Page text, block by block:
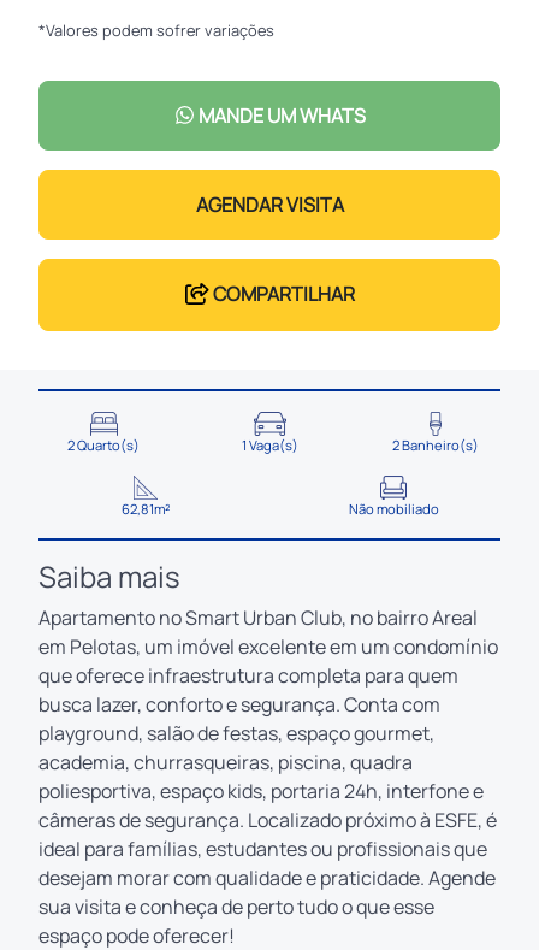
*Valores podem sofrer variações
MANDE UM WHATS
AGENDAR VISITA
COMPARTILHAR
2 Quarto(s) 1 Vaga(s) 2 Banheiro(s)
62,81m² Não mobiliado
Saiba mais
Apartamento no Smart Urban Club, no bairro Areal
em Pelotas, um imóvel excelente em um condomínio
que oferece infraestrutura completa para quem
busca lazer, conforto e segurança. Conta com
playground, salão de festas, espaço gourmet,
academia, churrasqueiras, piscina, quadra
poliesportiva, espaço kids, portaria 24h, interfone e
câmeras de segurança. Localizado próximo à ESFE, é
ideal para famílias, estudantes ou profissionais que
desejam morar com qualidade e praticidade. Agende
sua visita e conheça de perto tudo o que esse
espaço pode oferecer!